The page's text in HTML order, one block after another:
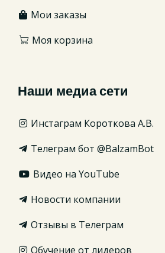
Мои заказы
Моя корзина
Наши медиа сети
Инстаграм Короткова А.В.
Телеграм бот @BalzamBot
Видео на YouTube
Новости компании
Отзывы в Телеграм
Обучение от лидеров